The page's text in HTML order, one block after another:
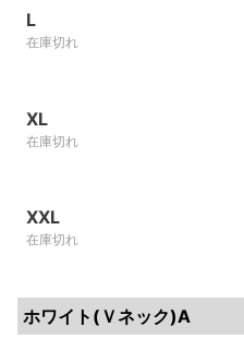
L
在庫切れ
XL
在庫切れ
XXL
在庫切れ
ホワイト(Ｖネック)A